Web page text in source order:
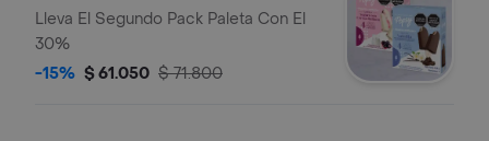
30%
Lleva El Segundo Pack Paleta Con El
30%
-15% $ 61.050 $ 71.800